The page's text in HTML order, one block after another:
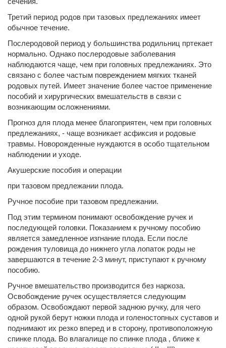
Третий период родов при тазовых предлежаниях имеет
обычное течение.
Послеродовой период у большинства родильниц пртекает
нормально. Однако послеродовые заболевания
наблюдаются чаще, чем при головных предлежаниях. Это
связано с более частым повреждением мягких тканей
родовых путей. Имеет значение более частое применение
пособий и хирургических вмешательств в связи с
возникающим осложнениями.
Прогноз для плода менее благоприятен, чем при головных
предлежаниях, - чаще возникает асфиксия и родовые
травмы. Новорожденные нуждаются в особо тщательном
наблюдении и уходе.
Акушерские пособия и операции
при тазовом предлежании плода.
Ручное пособие при тазовом предлежании.
Под этим термином понимают освобождение ручек и
последующей головки. Показанием к ручному пособию
является замедленное изгнание плода. Если после
рождения туловища до нижнего угла лопаток роды не
завершаются в течение 2-3 минут, приступают к ручному
пособию.
Ручное вмешательство производится без наркоза.
Освобождение ручек осуществляется следующим
образом. Освобождают первой заднюю ручку, для чего
одной рукой берут ножки плода и голеностопных суставов и
поднимают их резко вперед и в сторону, противоположную
спинке плода. Во влагалище по спинке плода , ближе к